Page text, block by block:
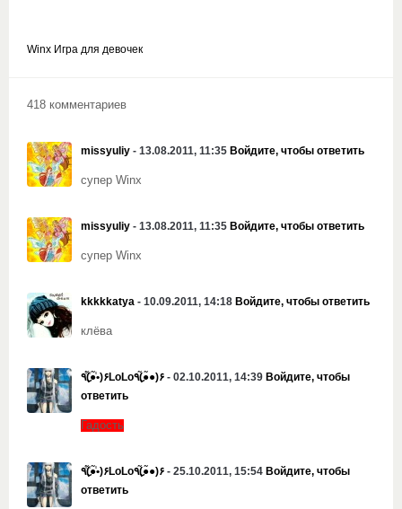
Winx Игра для девочек
418 комментариев
missyuliy - 13.08.2011, 11:35 Войдите, чтобы ответить
супер Winx
missyuliy - 13.08.2011, 11:35 Войдите, чтобы ответить
супер Winx
kkkkkatya - 10.09.2011, 14:18 Войдите, чтобы ответить
клёва
٩(̾●̮̮̃̾•̃̾)۶LoLo٩(●̮̮̃●̃)۶ - 02.10.2011, 14:39 Войдите, чтобы
ответить
Гадость
٩(̾●̮̮̃̾•̃̾)۶LoLo٩(●̮̮̃●̃)۶ - 25.10.2011, 15:54 Войдите, чтобы
ответить